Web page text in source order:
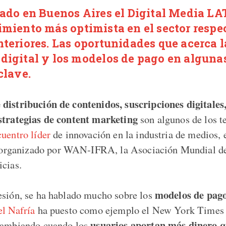
en Buenos Aires el Digital Media
más optimista en el sector
Las oportunidades que acerca
y los modelos de pago en
de contenidos, suscripciones
de content marketingson algunos de los
líderde innovación en la industria de
por WAN-IFRA, la Asociación Mundial
se ha hablado mucho sobre los modelos de
Nafría ha puesto como ejemplo el New York Times